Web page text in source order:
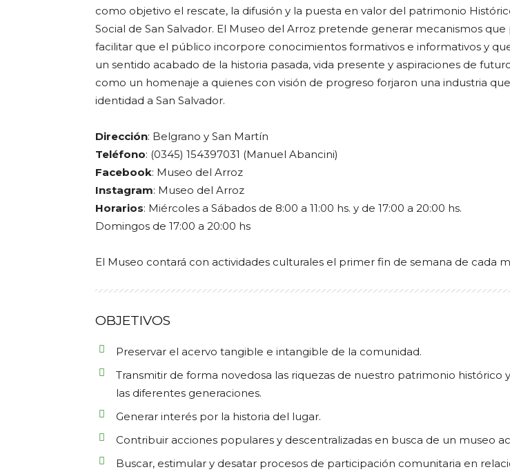
como objetivo el rescate, la difusión y la puesta en valor del patrimonio
Social de San Salvador. El Museo del Arroz pretende generar mecanismos
facilitar que el público incorpore conocimientos formativos e informativos y
un sentido acabado de la historia pasada, vida presente y aspiraciones de
como un homenaje a quienes con visión de progreso forjaron una industria
identidad a San Salvador.
Dirección: Belgrano y San Martín
Teléfono: (0345) 154397031 (Manuel Abancini)
Facebook: Museo del Arroz
Instagram: Museo del Arroz
Horarios: Miércoles a Sábados de 8:00 a 11:00 hs. y de 17:00 a 20:00 hs.
Domingos de 17:00 a 20:00 hs
El Museo contará con actividades culturales el primer fin de semana de cada
OBJETIVOS
Preservar el acervo tangible e intangible de la comunidad.
Transmitir de forma novedosa las riquezas de nuestro patrimonio histórico
las diferentes generaciones.
Generar interés por la historia del lugar.
Contribuir acciones populares y descentralizadas en busca de un museo
Buscar, estimular y desatar procesos de participación comunitaria en